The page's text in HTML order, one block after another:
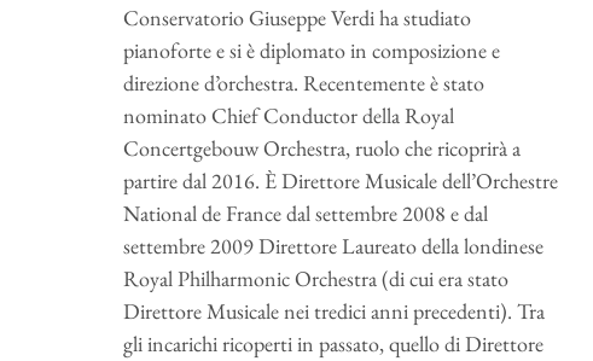
Conservatorio Giuseppe Verdi ha studiato
pianoforte e si è diplomato in composizione e
direzione d’orchestra. Recentemente è stato
nominato Chief Conductor della Royal
Concertgebouw Orchestra, ruolo che ricoprirà a
partire dal 2016. È Direttore Musicale dell’Orchestre
National de France dal settembre 2008 e dal
settembre 2009 Direttore Laureato della londinese
Royal Philharmonic Orchestra (di cui era stato
Direttore Musicale nei tredici anni precedenti). Tra
gli incarichi ricoperti in passato, quello di Direttore